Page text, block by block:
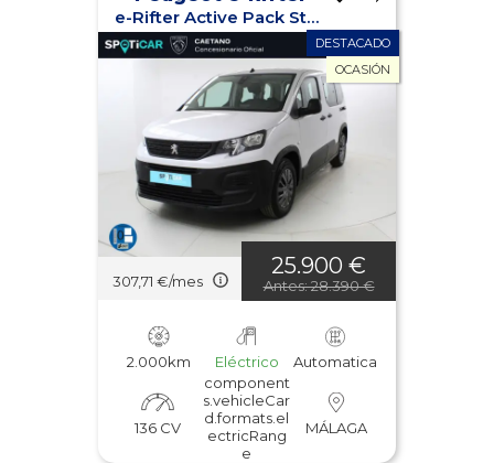
e-Rifter Active Pack Standard 100kW
DESTACADO
OCASIÓN
307,71 €/mes
25.900 €
Antes: 28.390 €
2.000km Eléctrico Automatica
136 CV
component
s.vehicleCar
d.formats.el
ectricRang
e
MÁLAGA